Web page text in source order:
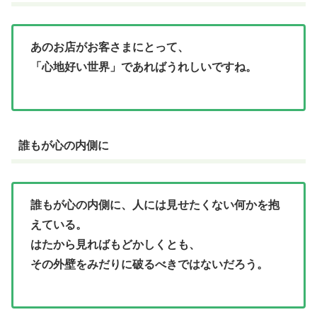
あのお店がお客さまにとって、
「心地好い世界」であればうれしいですね。
誰もが心の内側に
誰もが心の内側に、人には見せたくない何かを抱
えている。
はたから見ればもどかしくとも、
その外壁をみだりに破るべきではないだろう。